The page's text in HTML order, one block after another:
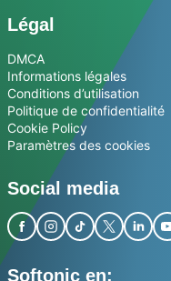
Légal
DMCA
Informations légales
Conditions d’utilisation
Politique de confidentialité
Cookie Policy
Paramètres des cookies
Social media
Softonic en: